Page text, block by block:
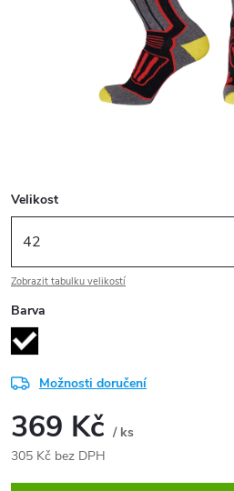
Velikost
Zobrazit tabulku velikostí
Barva
Možnosti doručení
369 Kč / ks
305 Kč bez DPH